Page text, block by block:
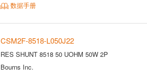
数据手册
CSM2F-8518-L050J22
RES SHUNT 8518 50 UOHM 50W 2P
Bourns Inc.